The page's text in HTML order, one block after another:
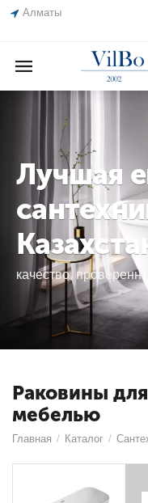
Алматы
Лучшая
качество,
Раковины
мебелью
Главная / Каталог /